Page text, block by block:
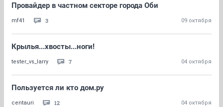
Провайдер в частном секторе города Оби
mf41 3 09 октября
Крылья...хвосты...ноги!
tester_vs_larry 7 04 октября
Пользуется ли кто дом.ру
centauri 12 04 октября